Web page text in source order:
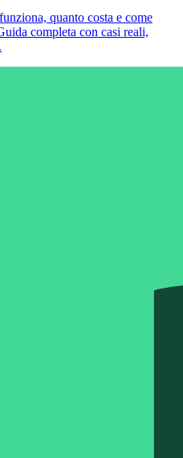
quanto costa e come
completa con casi reali,